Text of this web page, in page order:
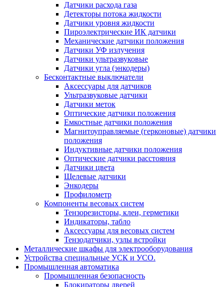
Датчики расхода газа
Детекторы потока жидкости
Датчики уровня жидкости
Пироэлектрические ИК датчики
Механические датчики положения
Датчики УФ излучения
Датчики ультразвуковые
Датчики угла (энкодеры)
Бесконтактные выключатели
Аксессуары для датчиков
Ультразвуковые датчики
Датчики меток
Оптические датчики положения
Емкостные датчики положения
Магнитоуправляемые (герконовые) датчики
положения
Индуктивные датчики положения
Оптические датчики расстояния
Датчики цвета
Щелевые датчики
Энкодеры
Профилометр
Компоненты весовых систем
Тензорезисторы, клеи, герметики
Индикаторы, табло
Аксессуары для весовых систем
Тензодатчики, узлы встройки
Металлические шкафы для электрооборудования
Устройства специальные УСК и УСО.
Промышленная автоматика
Промышленная безопасность
Блокираторы дверей